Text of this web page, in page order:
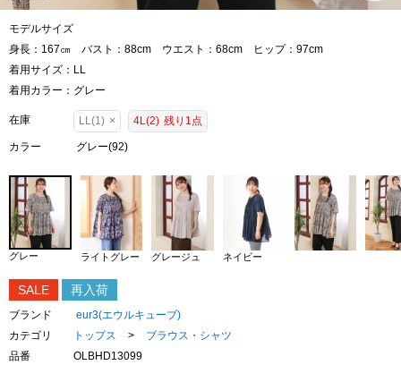
モデルサイズ
身長：167㎝ バスト：88cm ウエスト：68cm ヒップ：97cm
着用サイズ：LL
着用カラー：グレー
在庫 LL(1) × 4L(2) 残り1点
カラー グレー(92)
グレー ライトグレー グレージュ ネイビー
SALE 再入荷
ブランド
eur3(エウルキューブ)
カテゴリ
トップス >
ブラウス・シャツ
品番
OLBHD13099